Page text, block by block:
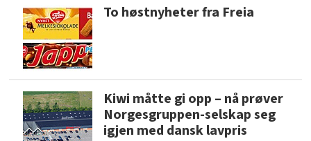
To høstnyheter fra Freia
Kiwi måtte gi opp – nå prøver
Norgesgruppen-selskap seg
igjen med dansk lavpris